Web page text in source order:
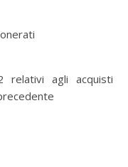
relativi agli acquisti